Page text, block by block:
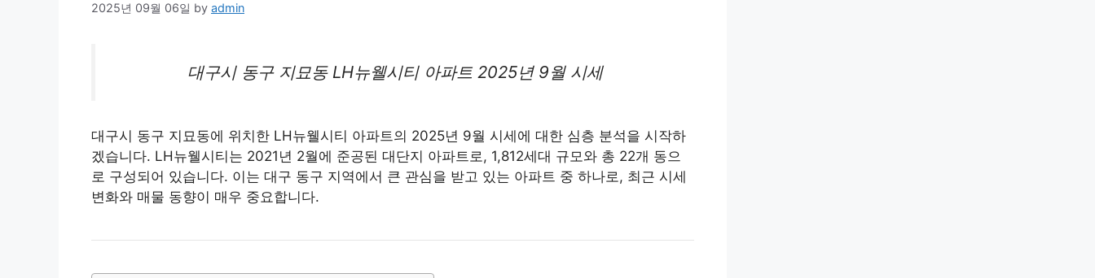
2025년 09월 06일 by admin
대구시 동구 지묘동 LH뉴웰시티 아파트2025년 9월 시세
대구시 동구 지묘동에 위치한 LH뉴웰시티 아파트의 2025년 9월 시세에 대한 심층 분석을 시작하
겠습니다. LH뉴웰시티는 2021년 2월에 준공된 대단지 아파트로, 1,812세대 규모와 총 22개 동으
로 구성되어 있습니다. 이는 대구 동구 지역에서 큰 관심을 받고 있는 아파트 중 하나로, 최근 시세
변화와 매물 동향이 매우 중요합니다.